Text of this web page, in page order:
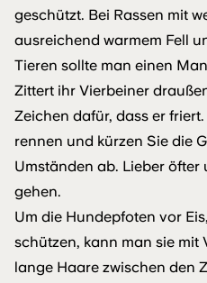
geschützt. Bei Rassen mit
ausreichend warmem Fell
Tieren sollte man einen
Zittert ihr Vierbeiner
Zeichen dafür, dass er
rennen und kürzen Sie die
Umständen ab. Lieber öfter
gehen.
Um die Hundepfoten vor
schützen, kann man sie mit
lange Haare zwischen den